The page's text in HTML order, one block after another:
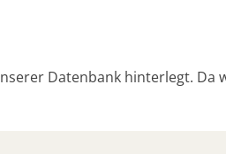
Datenbank hinterlegt. Da